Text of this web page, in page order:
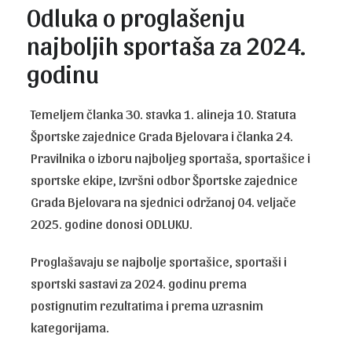
Odluka o proglašenju
najboljih sportaša za 2024.
godinu
Temeljem članka 30. stavka 1. alineja 10. Statuta
Športske zajednice Grada Bjelovara i članka 24.
Pravilnika o izboru najboljeg sportaša, sportašice i
sportske ekipe, Izvršni odbor Športske zajednice
Grada Bjelovara na sjednici održanoj 04. veljače
2025. godine donosi ODLUKU.
Proglašavaju se najbolje sportašice, sportaši i
sportski sastavi za 2024. godinu prema
postignutim rezultatima i prema uzrasnim
kategorijama.